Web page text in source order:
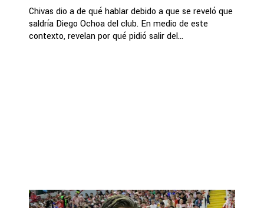
Chivas dio a de qué hablar debido a que se reveló que
saldría Diego Ochoa del club. En medio de este
contexto, revelan por qué pidió salir del...